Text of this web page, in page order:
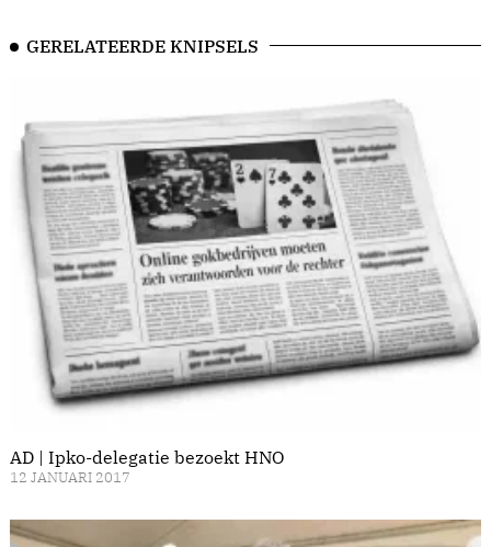
GERELATEERDE KNIPSELS
AD | Ipko-delegatie bezoekt HNO
12 JANUARI 2017